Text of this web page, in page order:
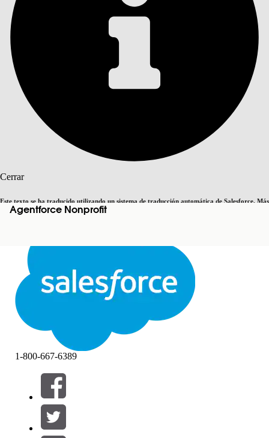
Cerrar
Este texto se ha traducido utilizando un sistema de traducción automática de Salesforce. Más
informaciónaquí. Cambiar a inglés
Cerrar Cerrar
Agentforce Nonprofit
Índice de materias
ÍNDICE DE MATERIAS
Buscar
Filtros (0)
SELECCIONAR FILTROS
Área de productos
1-800-667-6389